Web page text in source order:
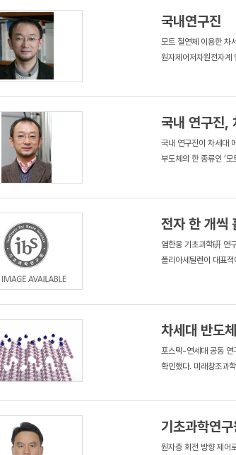
국내연구진
모트 절연체 이용한 차
원자제어저차원전자계
국내 연구진,
국내 연구진이 차세대
부도체의 한 종류인 ‘
전자 한 개씩
염한웅 기초과학硏 연
폴리아세틸렌이 대표
차세대 반도
포스텍-연세대 공동 연
확인했다. 미래창조과
기초과학연구
원자층 회전 방향 제어